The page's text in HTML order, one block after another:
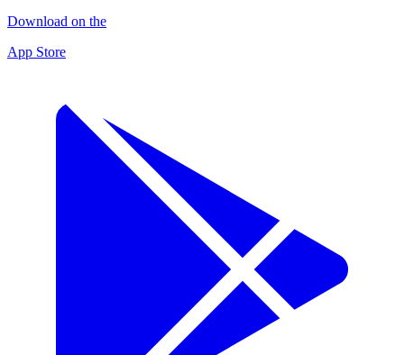
Download on the
App Store